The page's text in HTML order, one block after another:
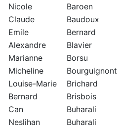
Nicole
Baroen
Claude
Baudoux
Emile
Bernard
Alexandre
Blavier
Marianne
Borsu
Micheline
Bourguignont
Louise-Marie
Brichard
Bernard
Brisbois
Can
Buharali
Neslihan
Buharali